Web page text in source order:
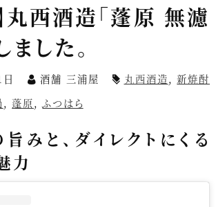
丸西酒造「蓬原 無濾
ました。
酒舗 三浦屋 丸西酒造,新焼酎
,蓬原,ふつはら
みと、ダイレクトにくる
力